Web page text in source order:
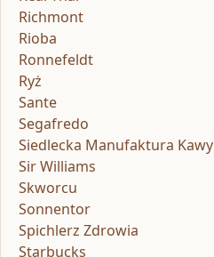
Richmont
Rioba
Ronnefeldt
Ryż
Sante
Segafredo
Siedlecka Manufaktura Kawy
Sir Williams
Skworcu
Sonnentor
Spichlerz Zdrowia
Starbucks